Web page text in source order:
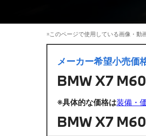
※このページで使用している画像・動
メーカー希望小売価
BMW X7
※具体的な価格は装備・
BMW X7